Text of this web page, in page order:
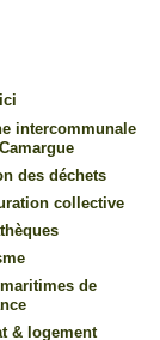
intercommunale
des déchets
collective
de
& logement